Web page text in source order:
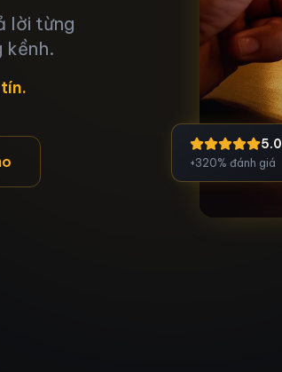
lời từng
kềnh.
5.0
+320% đánh giá